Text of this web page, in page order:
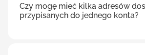
Czy mogę mieć kilka adresów
przypisanych do jednego konta?